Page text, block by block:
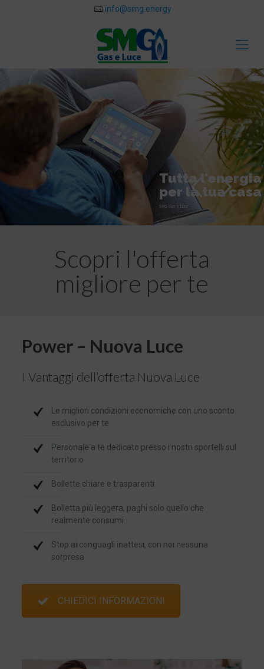
info@smg.energy
Tutta l'energia
per la tua casa
SMG Gas e L uce
Scopri l'offerta
migliore per te
Power – Nuova Luce
I Vantaggi dell’offerta Nuova Luce
Le migliori condizioni economiche con uno sconto
esclusivo per te
Personale a te dedicato presso i nostri sportelli sul
territorio
Bollette chiare e trasparenti
Bolletta più leggera, paghi solo quello che
realmente consumi
Stop ai conguagli inattesi, con noi nessuna
sorpresa
CHIEDICI INFORMAZIONI